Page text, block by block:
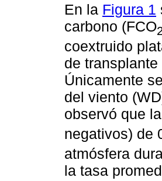
En la Figura 1
carbono (FCO
coextruido
de
Únicamente
del viento
observó que
negativos) de
atmósfera
la tasa